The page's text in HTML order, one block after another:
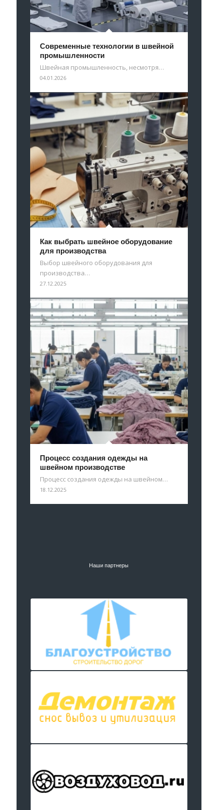
Современные технологии в швейной
промышленности
Швейная промышленность, несмотря…
04.01.2026
Как выбрать швейное оборудование
для производства
Выбор швейного оборудования для
производства…
27.12.2025
Процесс создания одежды на
швейном производстве
Процесс создания одежды на швейном…
18.12.2025
Наши партнеры